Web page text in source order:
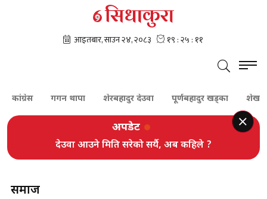
गगन थापा शेरबहादुर देउवा पूर्णबहादुर खड्का शेखर
अपडेट
देउवा आउने मिति सरेको सर्यै, अब कहिले ?
समाज